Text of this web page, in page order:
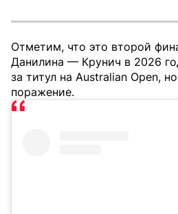
Отметим, что это второй
Данилина — Крунич в 2026
за титул на Australian Open,
поражение.